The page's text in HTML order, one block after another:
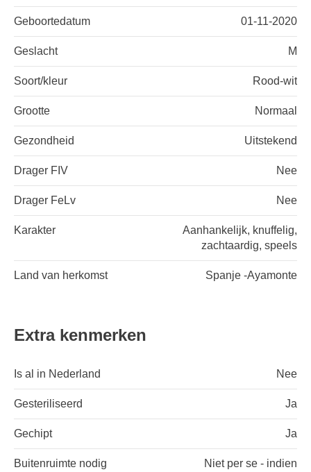
Geboortedatum 01-11-2020
Geslacht M
Soort/kleur Rood-wit
Grootte Normaal
Gezondheid Uitstekend
Drager FIV Nee
Drager FeLv Nee
Karakter
Aanhankelijk, knuffelig,
zachtaardig, speels
Land van herkomst Spanje -Ayamonte
Extra kenmerken
Is al in Nederland Nee
Gesteriliseerd Ja
Gechipt Ja
Buitenruimte nodig
Niet per se - indien